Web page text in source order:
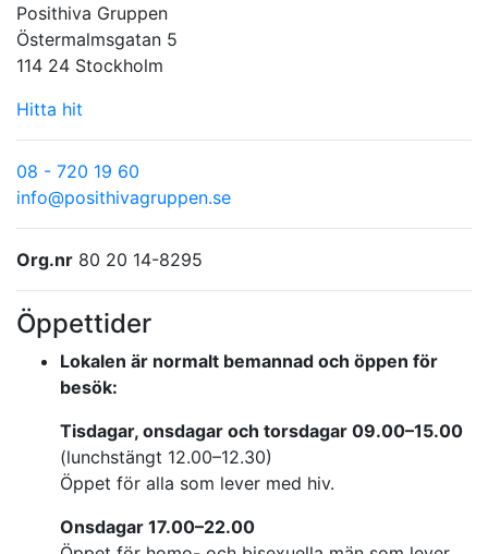
Posithiva Gruppen
Östermalmsgatan 5
114 24 Stockholm
Hitta hit
08 - 720 19 60
info@posithivagruppen.se
Org.nr 80 20 14-8295
Öppettider
Lokalen är normalt bemannad och öppen för
besök:
Tisdagar, onsdagar och torsdagar 09.00–15.00
(lunchstängt 12.00–12.30)
Öppet för alla som lever med hiv.
Onsdagar 17.00–22.00